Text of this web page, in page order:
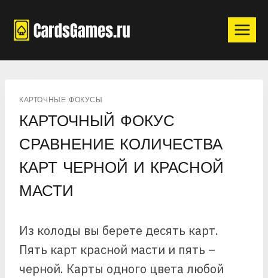
КАРТОЧНЫЕ ФОКУСЫ
КАРТОЧНЫЙ ФОКУС
СРАВНЕНИЕ КОЛИЧЕСТВА
КАРТ ЧЕРНОЙ И КРАСНОЙ
МАСТИ
Из колоды вы берете десять карт.
Пять карт красной масти и пять –
черной. Карты одного цвета любой